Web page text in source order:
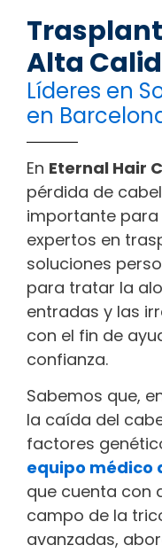
Alta
Líderes en
en
En Eternal Hair
pérdida de
importante para
expertos en
soluciones
para tratar la
entradas y las
con el fin de
confianza.
Sabemos que,
la caída del
factores
equipo
que cuenta con
campo de la
avanzadas,